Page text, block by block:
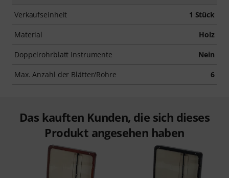
Verkaufseinheit 1 Stück
Material Holz
Doppelrohrblatt Instrumente Nein
Max. Anzahl der Blätter/Rohre 6
Das kauften Kunden, die sich dieses
Produkt angesehen haben